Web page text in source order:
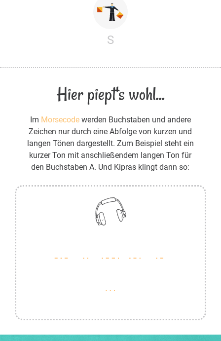
S
Hier piept's wohl...
Im Morsecodewerden Buchstaben und andere
Zeichen nur durch eine Abfolge von kurzen und
langen Tönen dargestellt. Zum Beispiel steht ein
kurzer Ton mit anschließendem langen Ton für
den Buchstaben A. Und Kipras klingt dann so: